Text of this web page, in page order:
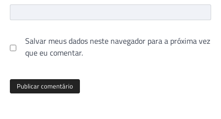
Salvar meus dados neste navegador para a próxima vez
que eu comentar.